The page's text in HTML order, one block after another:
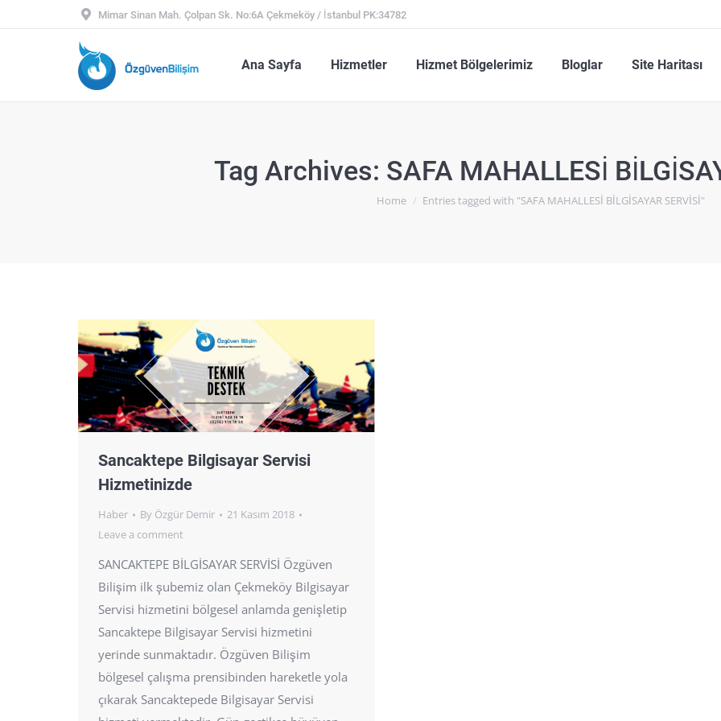
Mimar Sinan Mah. Çolpan Sk. No:6A Çekmeköy / İstanbul PK:34782
Ana Sayfa Hizmetler Hizmet Bölgelerimiz Bloglar Site Haritası
Tag Archives: SAFA MAHALLESİ
You are here:
Home Entries tagged with "SAFA MAHALLESİ BİLGİSAYAR SERVİSİ"
Sancaktepe Bilgisayar Servisi
Hizmetinizde
Haber By Özgür Demir
21 Kasım 2018
Leave a comment
SANCAKTEPE BİLGİSAYAR SERVİSİ Özgüven
Bilişim ilk şubemiz olan Çekmeköy Bilgisayar
Servisi hizmetini bölgesel anlamda genişletip
Sancaktepe Bilgisayar Servisi hizmetini
yerinde sunmaktadır. Özgüven Bilişim
bölgesel çalışma prensibinden hareketle yola
çıkarak Sancaktepede Bilgisayar Servisi
Ana Sayfa Hizmetler Hizmet Bölgelerimiz Bloglar Site Haritası